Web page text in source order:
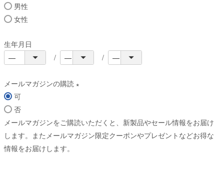
男性
女性
生年月日
メールマガジンの購読
須
)
可
否
メールマガジンをご購読いただくと、新製品やセール情報をお届け
します。またメールマガジン限定クーポンやプレゼントなどお得な
情報をお届けします。